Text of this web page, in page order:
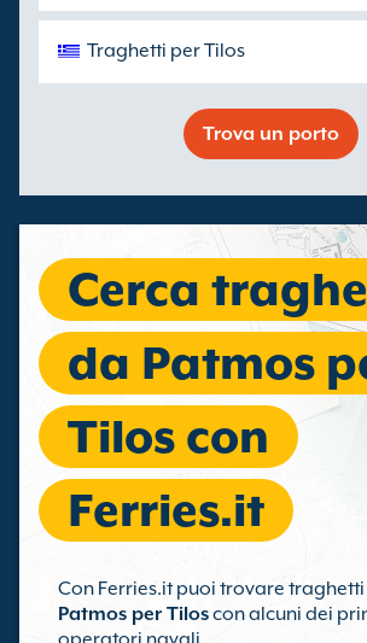
Traghetti per Tilos
Trova un porto
Cerca
da Patmos
Tilos con
Ferries.it
Con Ferries.it puoi trovare
Patmos per Tiloscon alcuni dei